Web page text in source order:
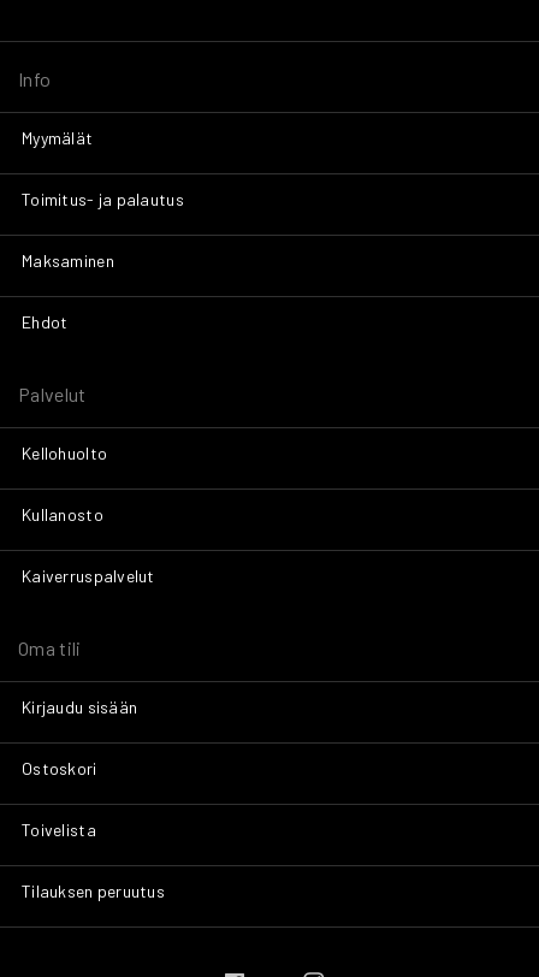
Info
Myymälät
Toimitus- ja palautus
Maksaminen
Ehdot
Palvelut
Kellohuolto
Kullanosto
Kaiverruspalvelut
Oma tili
Kirjaudu sisään
Ostoskori
Toivelista
Tilauksen peruutus